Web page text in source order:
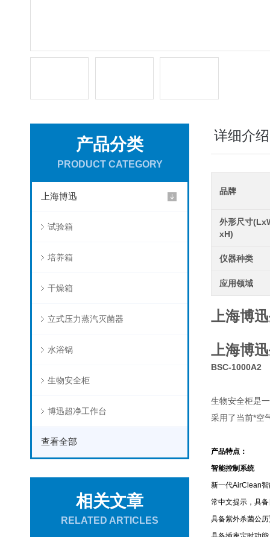
产品分类
PRODUCT CATEGORY
上海博迅
试验箱
培养箱
干燥箱
立式压力蒸汽灭菌器
水浴锅
生物安全柜
博迅超净工作台
查看全部
相关文章
RELATED ARTICLES
详细介绍
品牌
外形尺寸
xH)
仪器种类
应用领域
上海博
上海博
BSC-1000A2
生物安全柜是
采用了当前*空
产品特点：
智能控制系统
新一代AirClean
常中文提示，具
具备紫外杀菌公